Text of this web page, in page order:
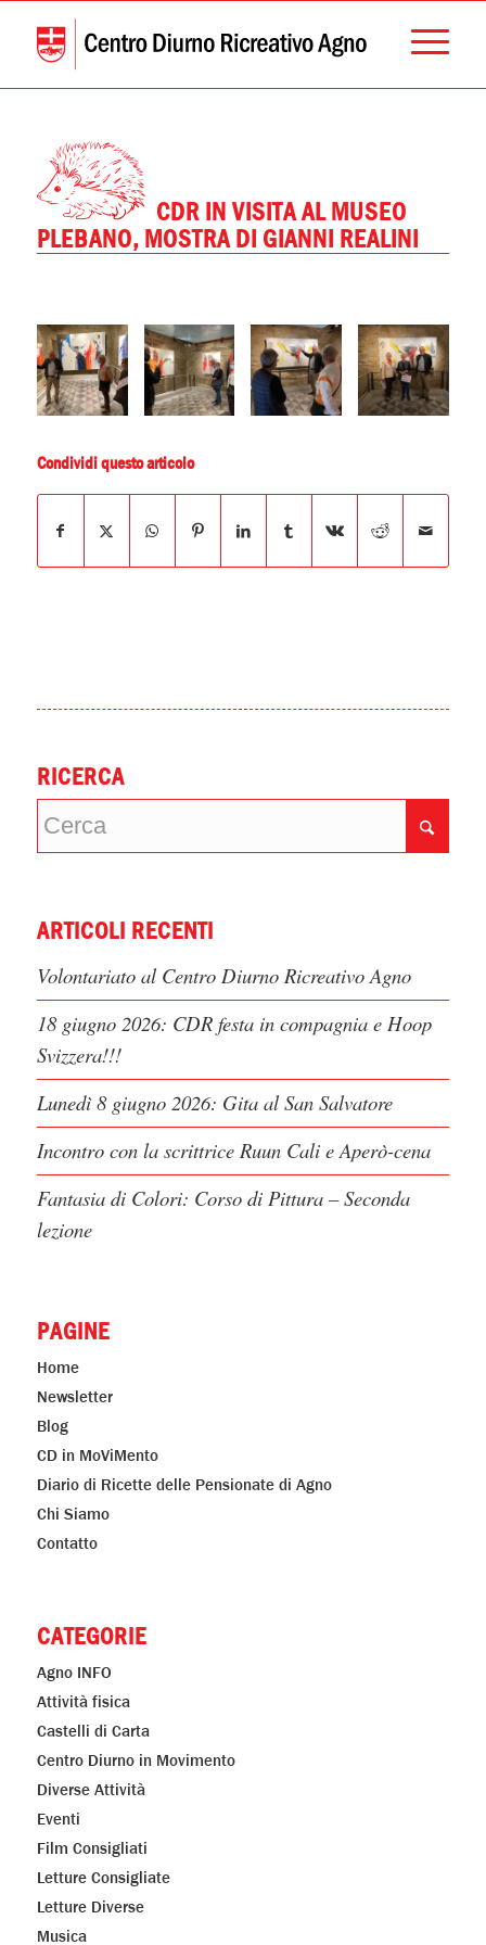
CDR IN VISITA AL MUSEO
PLEBANO, MOSTRA DI GIANNI REALINI
Condividi questo articolo
RICERCA
ARTICOLI RECENTI
Volontariato al Centro Diurno Ricreativo Agno
18 giugno 2026: CDR festa in compagnia e Hoop
Svizzera!!!
Lunedì 8 giugno 2026: Gita al San Salvatore
Incontro con la scrittrice Ruun Cali e Aperò-cena
Fantasia di Colori: Corso di Pittura – Seconda
lezione
PAGINE
Home
Newsletter
Blog
CD in MoViMento
Diario di Ricette delle Pensionate di Agno
Chi Siamo
Contatto
CATEGORIE
Agno INFO
Attività fisica
Castelli di Carta
Centro Diurno in Movimento
Diverse Attività
Eventi
Film Consigliati
Letture Consigliate
Letture Diverse
Musica